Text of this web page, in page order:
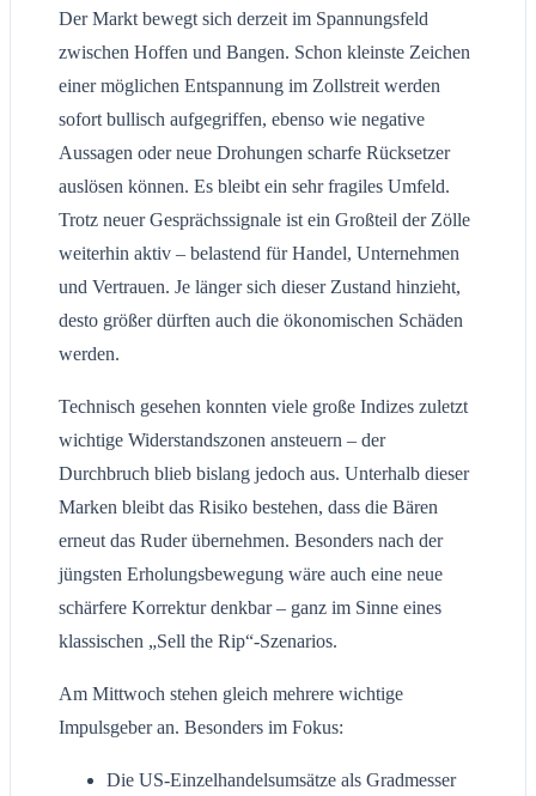
Der Markt bewegt sich derzeit im Spannungsfeld
zwischen Hoffen und Bangen. Schon kleinste Zeichen
einer möglichen Entspannung im Zollstreit werden
sofort bullisch aufgegriffen, ebenso wie negative
Aussagen oder neue Drohungen scharfe Rücksetzer
auslösen können. Es bleibt ein sehr fragiles Umfeld.
Trotz neuer Gesprächssignale ist ein Großteil der Zölle
weiterhin aktiv – belastend für Handel, Unternehmen
und Vertrauen. Je länger sich dieser Zustand hinzieht,
desto größer dürften auch die ökonomischen Schäden
werden.
Technisch gesehen konnten viele große Indizes zuletzt
wichtige Widerstandszonen ansteuern – der
Durchbruch blieb bislang jedoch aus. Unterhalb dieser
Marken bleibt das Risiko bestehen, dass die Bären
erneut das Ruder übernehmen. Besonders nach der
jüngsten Erholungsbewegung wäre auch eine neue
schärfere Korrektur denkbar – ganz im Sinne eines
klassischen „Sell the Rip“-Szenarios.
Am Mittwoch stehen gleich mehrere wichtige
Impulsgeber an. Besonders im Fokus:
Die US-Einzelhandelsumsätze als Gradmesser